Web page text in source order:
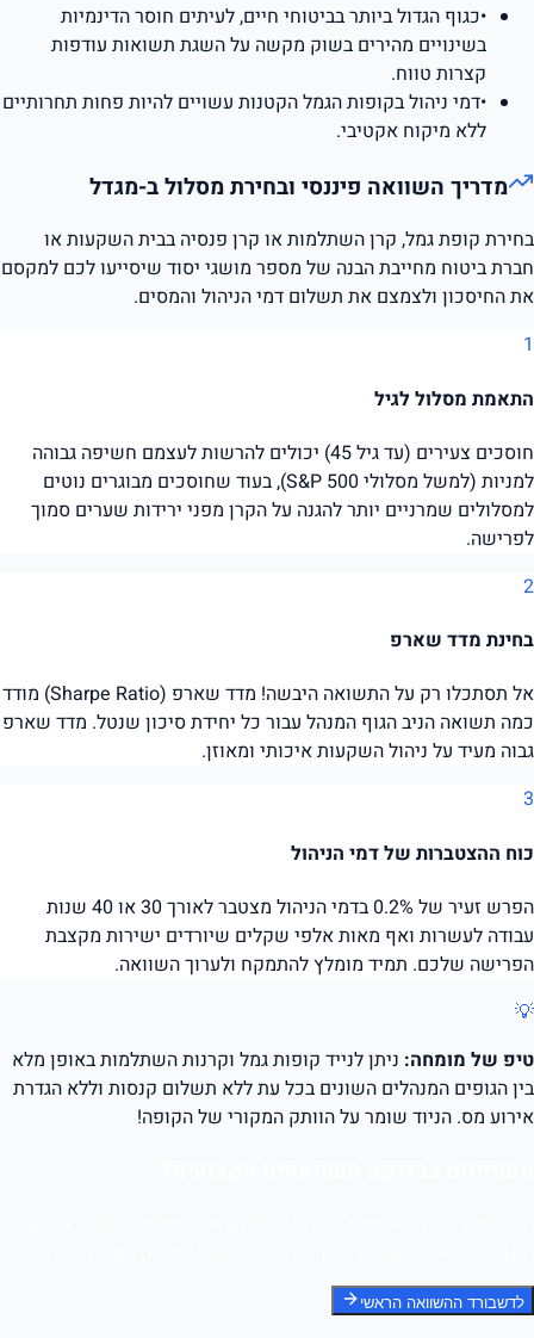
•כגוף הגדול ביותר בביטוחי חיים, לעיתים חוסר הדינמיות
בשינויים מהירים בשוק מקשה על השגת תשואות עודפות
קצרות טווח.
•דמי ניהול בקופות הגמל הקטנות עשויים להיות פחות תחרותיים
ללא מיקוח אקטיבי.
מדריך השוואה פיננסי ובחירת מסלול ב-מגדל
בחירת קופת גמל, קרן השתלמות או קרן פנסיה בבית השקעות או
חברת ביטוח מחייבת הבנה של מספר מושגי יסוד שיסייעו לכם למקסם
את החיסכון ולצמצם את תשלום דמי הניהול והמסים.
1
התאמת מסלול לגיל
חוסכים צעירים (עד גיל 45) יכולים להרשות לעצמם חשיפה גבוהה
למניות (למשל מסלולי S&P 500), בעוד שחוסכים מבוגרים נוטים
למסלולים שמרניים יותר להגנה על הקרן מפני ירידות שערים סמוך
לפרישה.
2
בחינת מדד שארפ
אל תסתכלו רק על התשואה היבשה! מדד שארפ (Sharpe Ratio) מודד
כמה תשואה הניב הגוף המנהל עבור כל יחידת סיכון שנטל. מדד שארפ
גבוה מעיד על ניהול השקעות איכותי ומאוזן.
3
כוח ההצטברות של דמי הניהול
הפרש זעיר של 0.2% בדמי הניהול מצטבר לאורך 30 או 40 שנות
עבודה לעשרות ואף מאות אלפי שקלים שיורדים ישירות מקצבת
הפרישה שלכם. תמיד מומלץ להתמקח ולערוך השוואה.
💡
טיפ של מומחה: ניתן לנייד קופות גמל וקרנות השתלמות באופן מלא
בין הגופים המנהלים השונים בכל עת ללא תשלום קנסות וללא הגדרת
אירוע מס. הניוד שומר על הוותק המקורי של הקופה!
לדשבורד ההשוואה הראשי